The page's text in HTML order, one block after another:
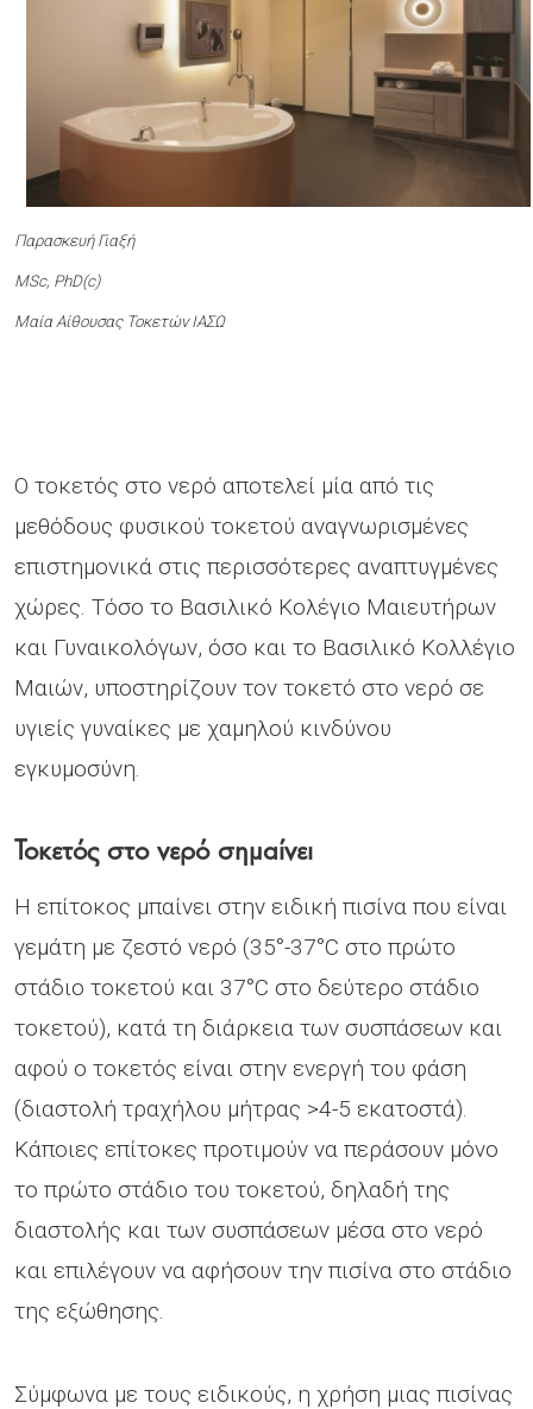
Παρασκευή Γιαξή
ΜSc, PhD(c)
Μαία Αίθουσας Τοκετών ΙΑΣΩ
Ο τοκετός στο νερό αποτελεί μία από τις
μεθόδους φυσικού τοκετού αναγνωρισμένες
επιστημονικά στις περισσότερες αναπτυγμένες
χώρες. Tόσο το Βασιλικό Κολέγιο Μαιευτήρων
και Γυναικολόγων, όσο και το Βασιλικό Κολλέγιο
Μαιών, υποστηρίζουν τον τοκετό στο νερό σε
υγιείς γυναίκες με χαμηλού κινδύνου
εγκυμοσύνη.
Τοκετός στο νερό σημαίνει
Η επίτοκος μπαίνει στην ειδική πισίνα που είναι
γεμάτη με ζεστό νερό (35°-37°C στο πρώτο
στάδιο τοκετού και 37°C στο δεύτερο στάδιο
τοκετού), κατά τη διάρκεια των συσπάσεων και
αφού ο τοκετός είναι στην ενεργή του φάση
(διαστολή τραχήλου μήτρας >4-5 εκατοστά).
Κάποιες επίτοκες προτιμούν να περάσουν μόνο
το πρώτο στάδιο του τοκετού, δηλαδή της
διαστολής και των συσπάσεων μέσα στο νερό
και επιλέγουν να αφήσουν την πισίνα στο στάδιο
της εξώθησης.
Σύμφωνα με τους ειδικούς, η χρήση μιας πισίνας